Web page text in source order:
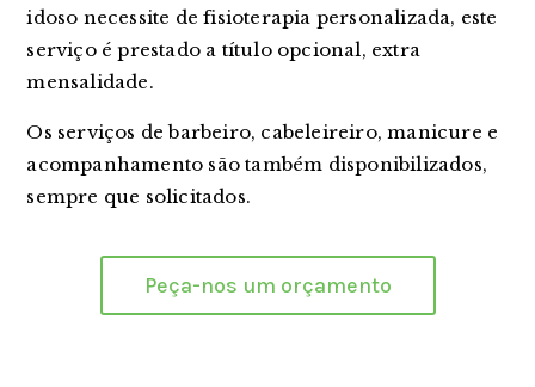
idoso necessite de fisioterapia personalizada, este
serviço é prestado a título opcional, extra
mensalidade.
Os serviços de barbeiro, cabeleireiro, manicure e
acompanhamento são também disponibilizados,
sempre que solicitados.
Peça-nos um orçamento